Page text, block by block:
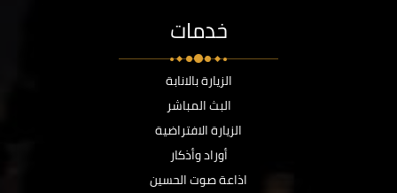
خدمات
الزيارة بالانابة
البث المباشر
الزيارة الافتراضية
أوراد وأذكار
اذاعة صوت الحسين